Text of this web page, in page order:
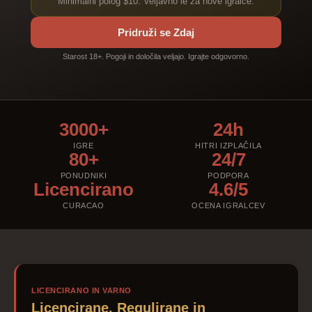
Pridruži se Zdaj
Starost 18+. Pogoji in določila veljajo. Igrajte odgovorno.
3000+
IGRE
24h
HITRI IZPLAČILA
80+
PONUDNIKI
24/7
PODPORA
Licencirano
CURACAO
4.6/5
OCENA IGRALCEV
LICENCIRANO IN VARNO
Licencirane, Regulirane in